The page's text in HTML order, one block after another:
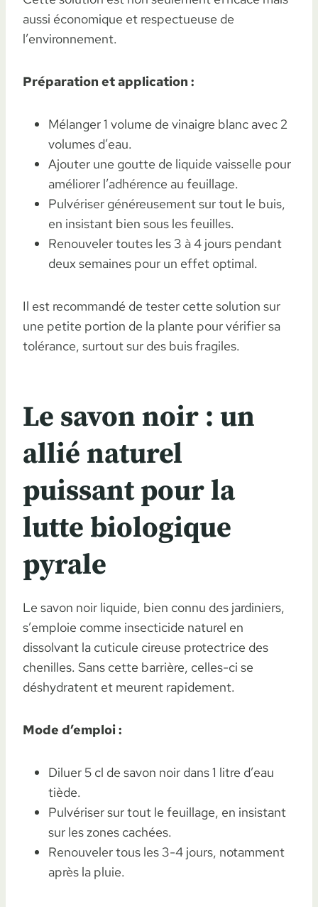
aussi économique et respectueuse de
l’environnement.
Préparation et application :
Mélanger 1 volume de vinaigre blanc avec 2
volumes d’eau.
Ajouter une goutte de liquide vaisselle pour
améliorer l’adhérence au feuillage.
Pulvériser généreusement sur tout le buis,
en insistant bien sous les feuilles.
Renouveler toutes les 3 à 4 jours pendant
deux semaines pour un effet optimal.
Il est recommandé de tester cette solution sur
une petite portion de la plante pour vérifier sa
tolérance, surtout sur des buis fragiles.
Le savon noir : un
allié naturel
puissant pour la
lutte biologique
pyrale
Le savon noir liquide, bien connu des jardiniers,
s’emploie comme insecticide naturel en
dissolvant la cuticule cireuse protectrice des
chenilles. Sans cette barrière, celles-ci se
déshydratent et meurent rapidement.
Mode d’emploi :
Diluer 5 cl de savon noir dans 1 litre d’eau
tiède.
Pulvériser sur tout le feuillage, en insistant
sur les zones cachées.
Renouveler tous les 3-4 jours, notamment
après la pluie.